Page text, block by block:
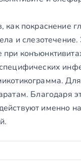
покраснение
и
Благодаря
именно